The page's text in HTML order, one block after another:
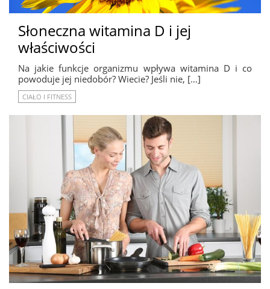
Słoneczna witamina D i jej
właściwości
Na jakie funkcje organizmu wpływa witamina D i co
powoduje jej niedobór? Wiecie? Jeśli nie, […]
CIAŁO I FITNESS